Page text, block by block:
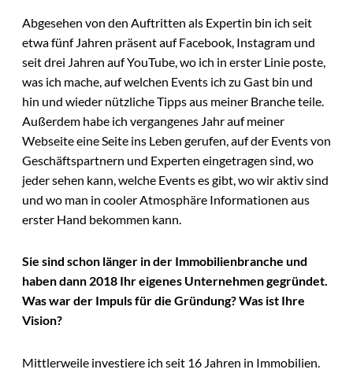
Abgesehen von den Auftritten als Expertin bin ich seit
etwa fünf Jahren präsent auf Facebook, Instagram und
seit drei Jahren auf YouTube, wo ich in erster Linie poste,
was ich mache, auf welchen Events ich zu Gast bin und
hin und wieder nützliche Tipps aus meiner Branche teile.
Außerdem habe ich vergangenes Jahr auf meiner
Webseite eine Seite ins Leben gerufen, auf der Events von
Geschäftspartnern und Experten eingetragen sind, wo
jeder sehen kann, welche Events es gibt, wo wir aktiv sind
und wo man in cooler Atmosphäre Informationen aus
erster Hand bekommen kann.
Sie sind schon länger in der Immobilienbranche und
haben dann 2018 Ihr eigenes Unternehmen gegründet.
Was war der Impuls für die Gründung? Was ist Ihre
Vision?
Mittlerweile investiere ich seit 16 Jahren in Immobilien.